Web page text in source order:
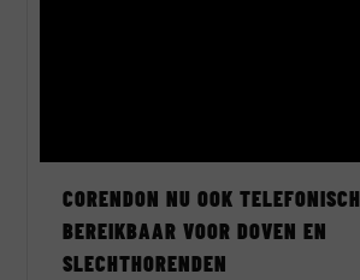
CORENDON NU OOK TELEFONISCH
BEREIKBAAR VOOR DOVEN EN
SLECHTHORENDEN